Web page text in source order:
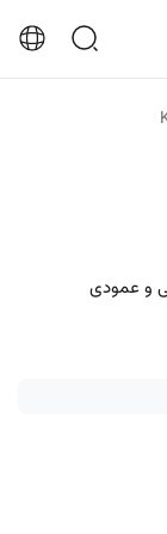
و عمودی